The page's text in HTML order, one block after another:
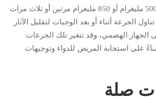
الميتفورمين بمقدار 500 مليغرام أو 850 مليغرام مرتين أو ثلاث مرات
الجرعة أثناء أو بعد الوجبات لتقليل الآثار
الجهاز الهضمي، وقد تتغير تلك الجرعات
على استجابة المريض للدواء وتوجيهات
صلة